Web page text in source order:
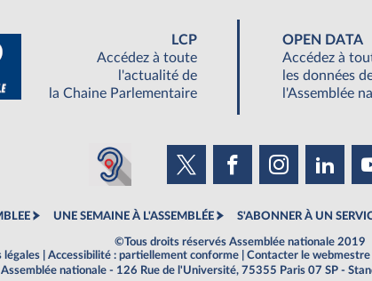
LCP
Accédez à toute
l'actualité de
la Chaine Parlementaire
OPEN DATA
Accédez à
les données
l'Assemblée
UNE SEMAINE À L'ASSEMBLÉE S'ABONNER À UN
©Tous droits réservés Assemblée nationale 2019
légales
Accessibilité : partiellement conforme Contacter le webmestre
Assemblée nationale - 126 Rue de l'Université, 75355 Paris 07 SP -